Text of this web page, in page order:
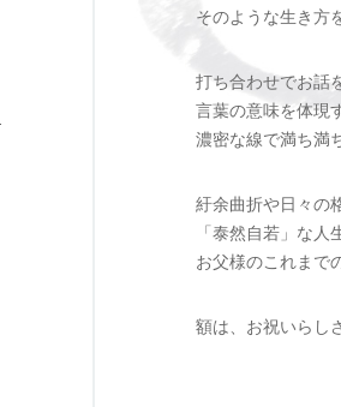
そのような生き方
打ち合わせでお話
言葉の意味を体現
濃密な線で満ち満
紆余曲折や日々の
「泰然自若」 な人
お父様のこれまで
額は、お祝いらし